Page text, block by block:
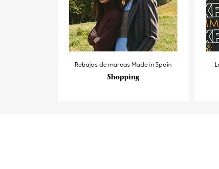
Rebajas de marcas Made in Spain
Shopping